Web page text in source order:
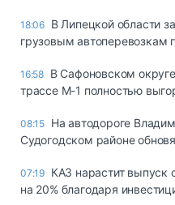
18:06 В Липецкой области
грузовым автоперевозкам
16:58 В Сафоновском
трассе М-1 полностью
08:15 На автодороге
Судогодском районе
07:19 КАЗ нарастит выпуск
на 20% благодаря